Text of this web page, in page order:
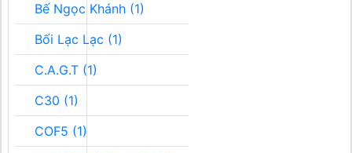
Bế Ngọc Khánh (1)
Bối Lạc Lạc (1)
C.A.G.T (1)
C30 (1)
COF5 (1)